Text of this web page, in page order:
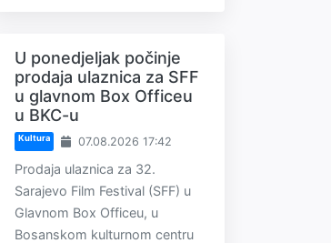
U ponedjeljak počinje
prodaja ulaznica za SFF
u glavnom Box Officeu
u BKC-u
Kultura 07.08.2026 17:42
Prodaja ulaznica za 32.
Sarajevo Film Festival (SFF) u
Glavnom Box Officeu, u
Bosanskom kulturnom centru